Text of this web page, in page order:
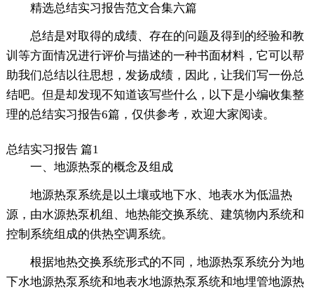
精选总结实习报告范文合集六篇
总结是对取得的成绩、存在的问题及得到的经验和教
训等方面情况进行评价与描述的一种书面材料，它可以帮
助我们总结以往思想，发扬成绩，因此，让我们写一份总
结吧。但是却发现不知道该写些什么，以下是小编收集整
理的总结实习报告6篇，仅供参考，欢迎大家阅读。
总结实习报告 篇1
一、地源热泵的概念及组成
地源热泵系统是以土壤或地下水、地表水为低温热
源，由水源热泵机组、地热能交换系统、建筑物内系统和
控制系统组成的供热空调系统。
根据地热交换系统形式的不同，地源热泵系统分为地
下水地源热泵系统和地表水地源热泵系统和地埋管地源热